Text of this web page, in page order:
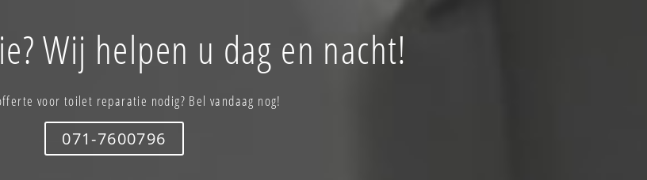
Wij helpen u dag en nacht!
voor toilet reparatie nodig? Bel vandaag nog!
071-7600796